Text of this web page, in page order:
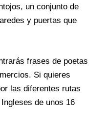
un conjunto de
y puertas que
frases de poetas
Si quieres
las diferentes rutas
de unos 16